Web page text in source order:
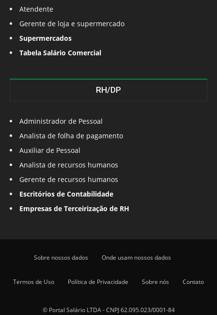
Atendente
Gerente de loja e supermercado
Supermercados
Tabela Salário Comercial
RH/DP
Administrador de Pessoal
Analista de folha de pagamento
Auxiliar de Pessoal
Analista de recursos humanos
Gerente de recursos humanos
Escritórios de Contabilidade
Empresas de Terceirização de RH
Sobre nossos dados Onde usam nossos dados
Termos de Uso Política de Privacidade Sobre nós Contato
© Portal Salário LTDA - CNPJ 62.095.023/0001-84